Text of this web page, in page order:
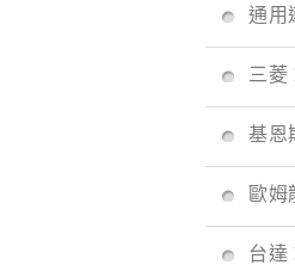
通用
三菱
基恩
歐姆
台達